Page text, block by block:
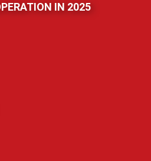
IN 2025